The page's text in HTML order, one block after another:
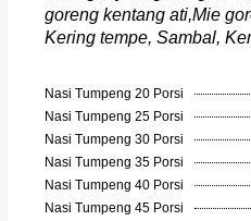
goreng kentang ati,Mie
Kering tempe, Sambal,
Nasi Tumpeng 20 Porsi
Nasi Tumpeng 25 Porsi
Nasi Tumpeng 30 Porsi
Nasi Tumpeng 35 Porsi
Nasi Tumpeng 40 Porsi
Nasi Tumpeng 45 Porsi